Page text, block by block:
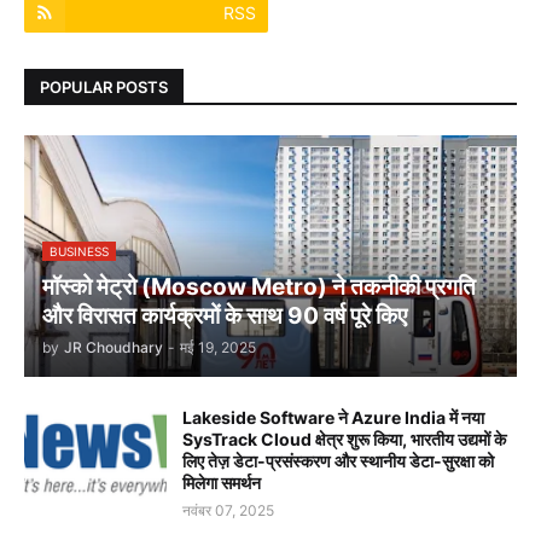
RSS
POPULAR POSTS
BUSINESS
मॉस्को मेट्रो (Moscow Metro) ने तकनीकी प्रगति
और विरासत कार्यक्रमों के साथ 90 वर्ष पूरे किए
by JR Choudhary - मई 19, 2025
Lakeside Software ने Azure India में नया
SysTrack Cloud क्षेत्र शुरू किया, भारतीय उद्यमों के
लिए तेज़ डेटा-प्रसंस्करण और स्थानीय डेटा-सुरक्षा को
मिलेगा समर्थन
नवंबर 07, 2025